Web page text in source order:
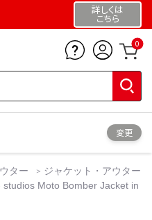
詳しくは
こちら
0
変更
ター
ジャケット・アウター
Moto Bomber Jacket in